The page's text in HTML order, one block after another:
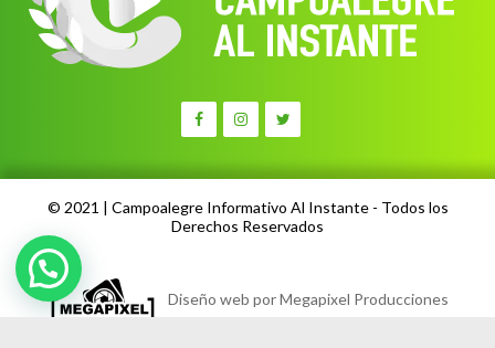
© 2021 | Campoalegre Informativo Al Instante - Todos los
Derechos Reservados
Diseño web por Megapixel Producciones